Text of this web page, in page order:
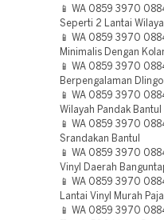
📱 WA 0859 3970
Seperti 2 Lantai
📱 WA 0859 3970
Minimalis Dengan
📱 WA 0859 3970
Berpengalaman Dlingo
📱 WA 0859 3970
Wilayah Pandak Bantul
📱 WA 0859 3970
Srandakan Bantul
📱 WA 0859 3970
Vinyl Daerah
📱 WA 0859 3970
Lantai Vinyl Murah
📱 WA 0859 3970